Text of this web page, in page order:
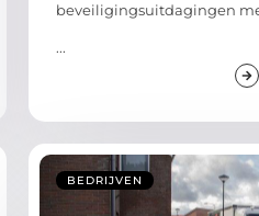
beveiligingsuitdagingen
...
BEDRIJVEN